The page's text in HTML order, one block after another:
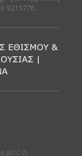
9215776.
(UTC-7)